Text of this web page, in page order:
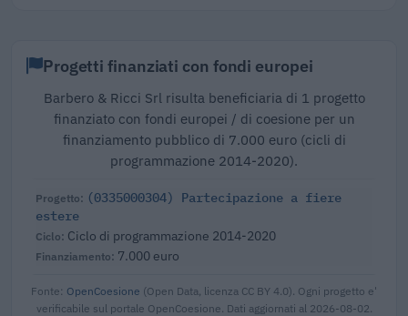
Progetti finanziati con fondi europei
Barbero & Ricci Srl risulta beneficiaria di 1 progetto
finanziato con fondi europei / di coesione per un
finanziamento pubblico di 7.000 euro (cicli di
programmazione 2014-2020).
(0335000304) Partecipazione a fiere
estere
Ciclo di programmazione 2014-2020
7.000 euro
Fonte: OpenCoesione (Open Data, licenza CC BY 4.0). Ogni progetto e'
verificabile sul portale OpenCoesione. Dati aggiornati al 2026-08-02.